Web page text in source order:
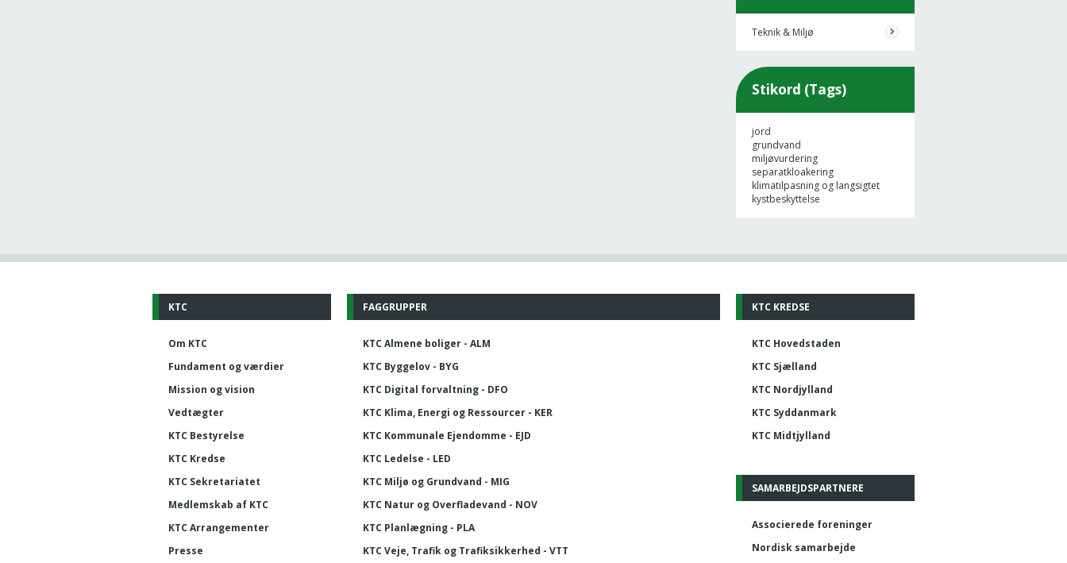
Teknik & Miljø
Stikord (Tags)
jord
grundvand
miljøvurdering
separatkloakering
klimatilpasning og langsigtet
kystbeskyttelse
KTC
Om KTC
Fundament og værdier
Mission og vision
Vedtægter
KTC Bestyrelse
KTC Kredse
KTC Sekretariatet
Medlemskab af KTC
KTC Arrangementer
Presse
KTC KREDSE
KTC Hovedstaden
KTC Sjælland
KTC Nordjylland
KTC Syddanmark
KTC Midtjylland
SAMARBEJDSPARTNERE
Associerede foreninger
Nordisk samarbejde
FAGGRUPPER
KTC Almene boliger - ALM
KTC Byggelov - BYG
KTC Digital forvaltning - DFO
KTC Klima, Energi og Ressourcer - KER
KTC Kommunale Ejendomme - EJD
KTC Ledelse - LED
KTC Miljø og Grundvand - MIG
KTC Natur og Overfladevand - NOV
KTC Planlægning - PLA
KTC Veje, Trafik og Trafiksikkerhed - VTT